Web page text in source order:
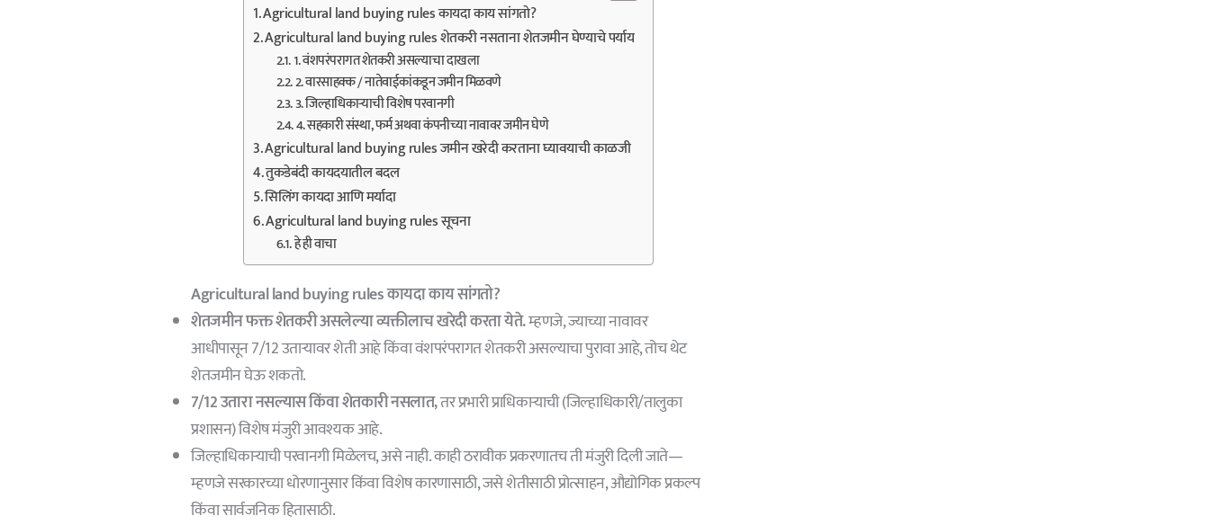
Agricultural land buying rules कायदा काय सांगतो?
Agricultural land buying rules शेतकरी नसताना शेतजमीन घेण्याचे पर्याय
1. वंशपरंपरागत शेतकरी असल्याचा दाखला
2. वारसाहक्क / नातेवाईकांकडून जमीन मिळवणे
3. जिल्हाधिकाऱ्याची विशेष परवानगी
4. सहकारी संस्था, फर्म अथवा कंपनीच्या नावावर जमीन घेणे
Agricultural land buying rules जमीन खरेदी करताना घ्यावयाची काळजी
तुकडेबंदी कायदयातील बदल
सिलिंग कायदा आणि मर्यादा
Agricultural land buying rules सूचना
हे ही वाचा
Agricultural land buying rules कायदा काय सांगतो?
शेतजमीन फक्त शेतकरी असलेल्या व्यक्तीलाच खरेदी करता येते.म्हणजे, ज्याच्या नावावर
आधीपासून 7/12 उताऱ्यावर शेती आहे किंवा वंशपरंपरागत शेतकरी असल्याचा पुरावा आहे, तोच थेट
शेतजमीन घेऊ शकतो.
7/12 उतारा नसल्यास किंवा शेतकारी नसलात,तर प्रभारी प्राधिकाऱ्याची (जिल्हाधिकारी/तालुका
प्रशासन) विशेष मंजुरी आवश्यक आहे.
जिल्हाधिकाऱ्याची परवानगी मिळेलच, असे नाही. काही ठरावीक प्रकरणातच ती मंजुरी दिली जाते—
म्हणजे सरकारच्या धोरणानुसार किंवा विशेष कारणासाठी, जसे शेतीसाठी प्रोत्साहन, औद्योगिक प्रकल्प
किंवा सार्वजनिक हितासाठी.